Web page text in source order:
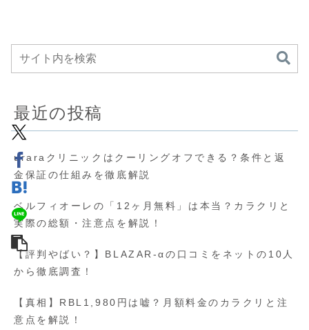
最近の投稿
uraraクリニックはクーリングオフできる？条件と返
金保証の仕組みを徹底解説
ベルフィオーレの「12ヶ月無料」は本当？カラクリと
実際の総額・注意点を解説！
【評判やばい？】BLAZAR-αの口コミをネットの10人
から徹底調査！
【真相】RBL1,980円は嘘？月額料金のカラクリと注
意点を解説！